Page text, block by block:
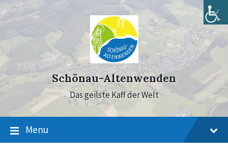
to
content
to
main
navigation
to
footer
Schönau-Altenwenden
Das geilste Kaff der Welt
Menu